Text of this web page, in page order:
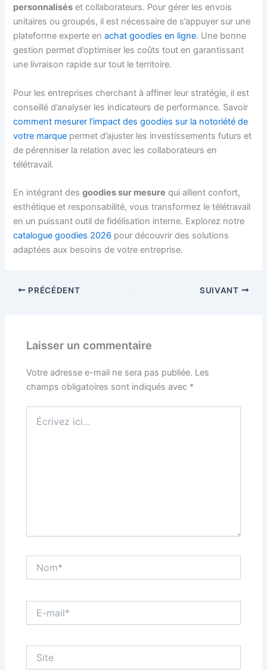
personnalisés et collaborateurs. Pour gérer les envois
unitaires ou groupés, il est nécessaire de s’appuyer sur une
plateforme experte enachat goodies en ligne. Une bonne
gestion permet d’optimiser les coûts tout en garantissant
une livraison rapide sur tout le territoire.
Pour les entreprises cherchant à affiner leur stratégie, il est
conseillé d’analyser les indicateurs de performance. Savoir
comment mesurer l’impact des goodies sur la notoriété de
votre marque permet d’ajuster les investissements futurs et
de pérenniser la relation avec les collaborateurs en
télétravail.
En intégrant desgoodies sur mesure qui allient confort,
esthétique et responsabilité, vous transformez le télétravail
en un puissant outil de fidélisation interne. Explorez notre
catalogue goodies 2026 pour découvrir des solutions
adaptées aux besoins de votre entreprise.
PRÉCÉDENT SUIVANT
Laisser un commentaire
Votre adresse e-mail ne sera pas publiée. Les
champs obligatoires sont indiqués avec *
ici…
mail*